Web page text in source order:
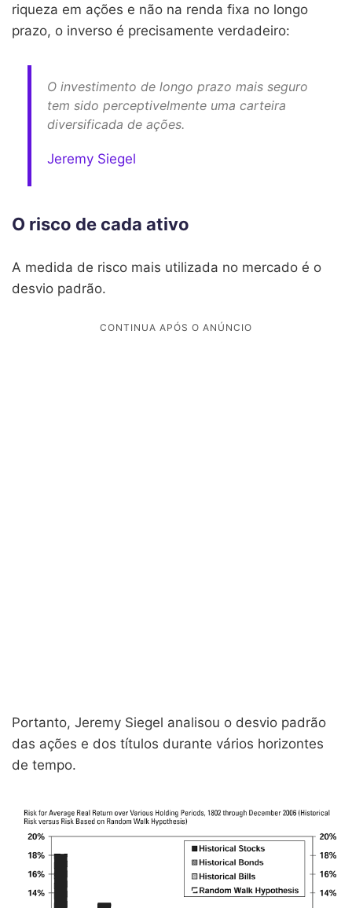
riqueza em ações e não na renda fixa no longo
prazo, o inverso é precisamente verdadeiro:
O investimento de longo prazo mais seguro
tem sido perceptivelmente uma carteira
diversificada de ações.
Jeremy Siegel
O risco de cada ativo
A medida de risco mais utilizada no mercado é o
desvio padrão.
Portanto, Jeremy Siegel analisou o desvio padrão
das ações e dos títulos durante vários horizontes
de tempo.